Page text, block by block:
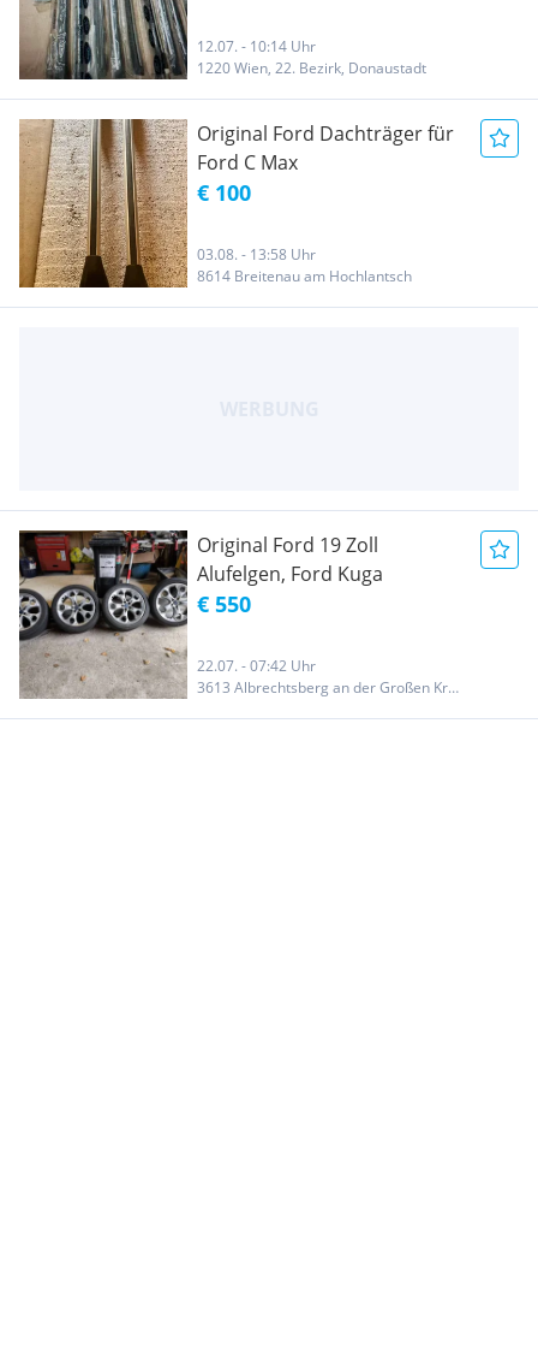
12.07. - 10:14 Uhr
1220 Wien, 22. Bezirk, Donaustadt
Original Ford Dachträger für
Ford C Max
€ 100
03.08. - 13:58 Uhr
8614 Breitenau am Hochlantsch
Original Ford 19 Zoll
Alufelgen, Ford Kuga
€ 550
22.07. - 07:42 Uhr
3613 Albrechtsberg an der Großen Krems